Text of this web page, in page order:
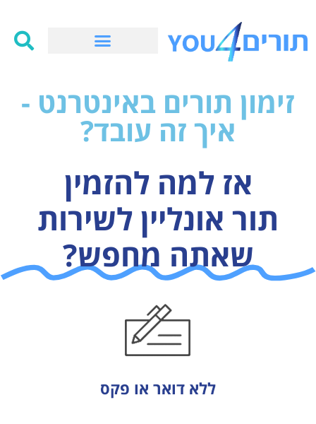
זימון תורים באינטרנט -
איך זה עובד?
אז למה להזמין
תור אונליין לשירות
שאתה מחפש?
ללא דואר או פקס